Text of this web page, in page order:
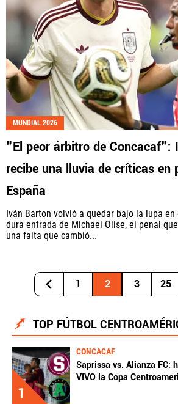
MUNDIAL 2026
"El peor árbitro de Concacaf":
recibe una lluvia de críticas en
España
Iván Barton volvió a quedar bajo la lupa
dura entrada de Michael Olise, el penal
una falta que cambió...
1 2 3 25
TOP FÚTBOL
1
CONCACAF
Saprissa vs. Alianza FC:
VIVO la Copa